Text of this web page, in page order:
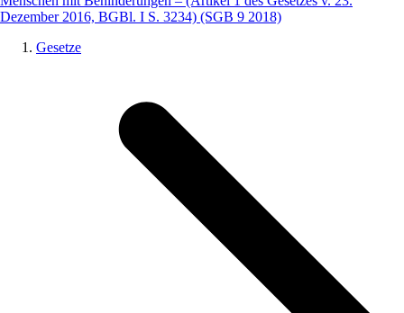
Dezember 2016, BGBl. I S. 3234) (SGB 9 2018)
Gesetze